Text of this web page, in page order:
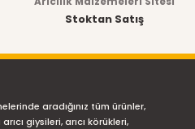
Stoktan Satış
aradığınız tüm ürünler,
giysileri, arıcı körükleri,